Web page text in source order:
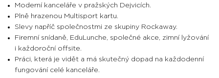
Moderní kanceláře v pražských Dejvicích.
Plně hrazenou Multisport kartu.
Slevy napříč společnostmi ze skupiny Rockaway.
Firemní snídaně, EduLunche, společné akce, zimní lyžování
i každoroční offsite.
Práci, která je vidět a má skutečný dopad na každodenní
fungování celé kanceláře.